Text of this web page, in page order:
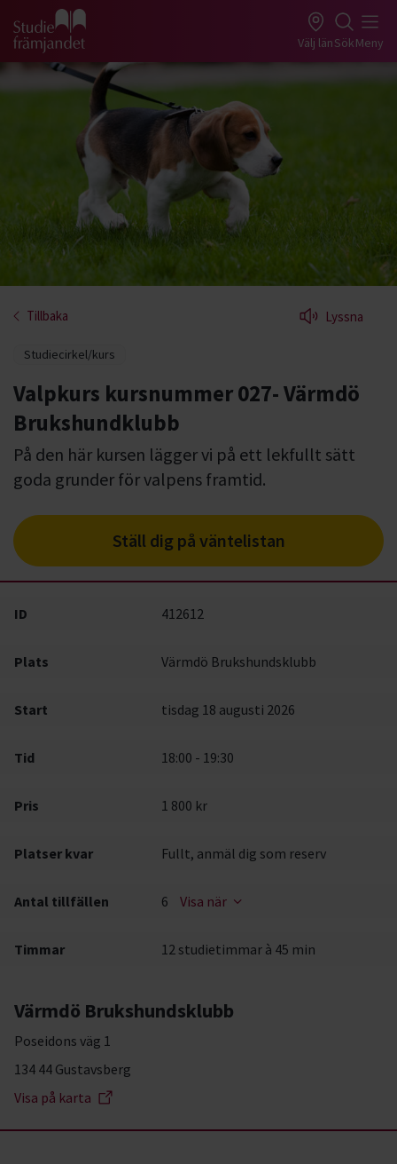
Gå till studiefrämjandets startsida Välj länSökMeny
Tillbaka Lyssna
Studiecirkel/kurs
Valpkurs kursnummer 027- Värmdö
Brukshundklubb
På den här kursen lägger vi på ett lekfullt sätt
goda grunder för valpens framtid.
Ställ dig på väntelistan
ID 412612
Plats Värmdö Brukshundsklubb
Start tisdag 18 augusti 2026
Tid 18:00 - 19:30
Pris 1 800 kr
Platser kvar Fullt, anmäl dig som reserv
Antal tillfällen 6 Visa när
Timmar 12 studietimmar à 45 min
Värmdö Brukshundsklubb
Poseidons väg 1
134 44 Gustavsberg
Visa på karta